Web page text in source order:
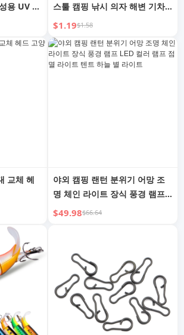
용 UV 차
량 속건
스툴 캠핑 낚시 의자 해변 기차
줄 서기 플라스틱 소형 벤치
$1.19$1.58
교체 헤
야외 캠핑 랜턴 분위기 어망 조
명 체인 라이트 장식 풍경 램프
LED 컬러 램프 점멸 라이트 텐트
$49.98$66.64